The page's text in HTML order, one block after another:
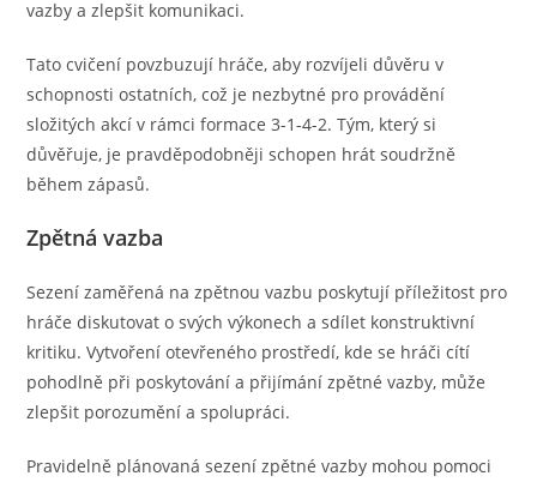
vazby a zlepšit komunikaci.
Tato cvičení povzbuzují hráče, aby rozvíjeli důvěru v
schopnosti ostatních, což je nezbytné pro provádění
složitých akcí v rámci formace 3-1-4-2. Tým, který si
důvěřuje, je pravděpodobněji schopen hrát soudržně
během zápasů.
Zpětná vazba
Sezení zaměřená na zpětnou vazbu poskytují příležitost pro
hráče diskutovat o svých výkonech a sdílet konstruktivní
kritiku. Vytvoření otevřeného prostředí, kde se hráči cítí
pohodlně při poskytování a přijímání zpětné vazby, může
zlepšit porozumění a spolupráci.
Pravidelně plánovaná sezení zpětné vazby mohou pomoci